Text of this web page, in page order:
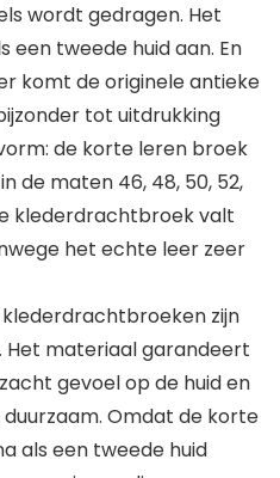
wordt gedragen. Het
een tweede huid aan. En
komt de originele antieke
tot uitdrukking
de korte leren broek
de maten 46, 48, 50, 52,
klederdrachtbroek valt
het echte leer zeer
zijn
Het materiaal garandeert
gevoel op de huid en
Omdat de korte
als een tweede huid